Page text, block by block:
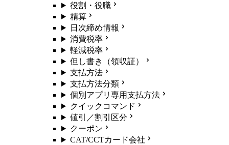
役割・役職
精算
日次締め情報
消費税率
軽減税率
但し書き（領収証）
支払方法
支払方法分類
個別アプリ専用支払方法
クイックコマンド
値引／割引区分
クーポン
CAT/CCTカード会社